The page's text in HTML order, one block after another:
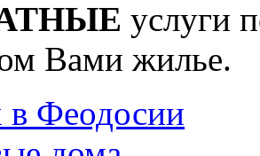
услуги
Вами жилье.
Феодосии